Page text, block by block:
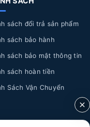
hoạt động đúng
từ nhà sản xuất có
dài, dẫn đến các
liệt phím, bong
Laptop Asus bị
sách đổi trả sản phẩm
sách bảo hành
sách bảo mật thông tin
sách hoàn tiền
Sách Vận Chuyển